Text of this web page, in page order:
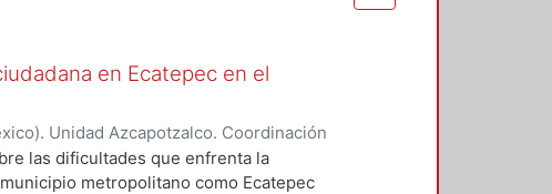
en Ecatepec en el
Unidad Azcapotzalco. Coordinación
González, Miguel
las dificultades que enfrenta la
metropolitano como Ecatepec